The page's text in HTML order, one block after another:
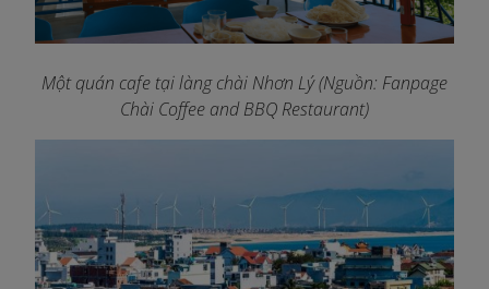
Một quán cafe tại làng chài Nhơn Lý (Nguồn: Fanpage
Chài Coffee and BBQ Restaurant)